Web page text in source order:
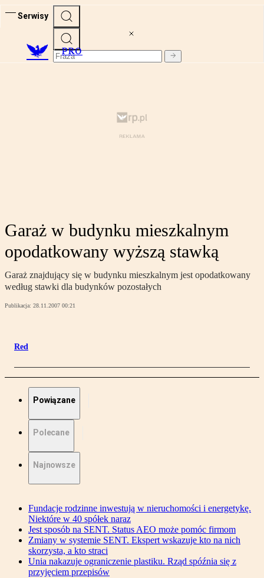
Serwisy
PRO
Garaż w budynku mieszkalnym
opodatkowany wyższą stawką
Garaż znajdujący się w budynku mieszkalnym jest opodatkowany
według stawki dla budynków pozostałych
Publikacja: 28.11.2007 00:21
Red
Powiązane
Polecane
Najnowsze
Fundacje rodzinne inwestują w nieruchomości i energetykę.
Niektóre w 40 spółek naraz
Jest sposób na SENT. Status AEO może pomóc firmom
Zmiany w systemie SENT. Ekspert wskazuje kto na nich
skorzysta, a kto straci
Unia nakazuje ograniczenie plastiku. Rząd spóźnia się z
przyjęciem przepisów